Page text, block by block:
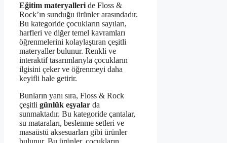
Eğitim materyalleri de Floss &
Rock’ın sunduğu ürünler arasındadır.
Bu kategoride çocukların sayıları,
harfleri ve diğer temel kavramları
öğrenmelerini kolaylaştıran çeşitli
materyaller bulunur. Renkli ve
interaktif tasarımlarıyla çocukların
ilgisini çeker ve öğrenmeyi daha
keyifli hale getirir.
Bunların yanı sıra, Floss & Rock
çeşitli günlük eşyalar da
sunmaktadır. Bu kategoride çantalar,
su mataraları, beslenme setleri ve
masaüstü aksesuarları gibi ürünler
bulunur. Bu ürünler, çocukların